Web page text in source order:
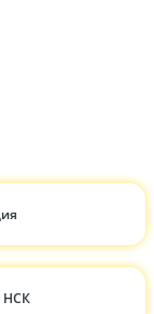
НСК